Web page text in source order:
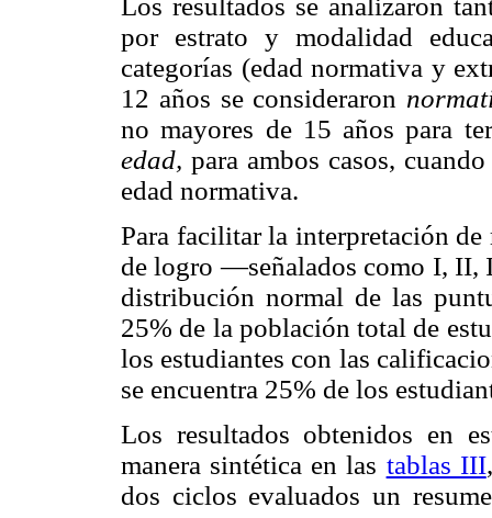
Los resultados se analizaron
por estrato y modalidad
categorías (edad normativa y
12 años se consideraron
no mayores de 15 años para
edad, para ambos casos,
edad normativa.
Para facilitar la interpretación de
de logro —señalados como I,
distribución normal de las
25% de la población total de
los estudiantes con las
se encuentra 25% de los
Los resultados obtenidos en
manera sintética en las tablas III
dos ciclos evaluados un